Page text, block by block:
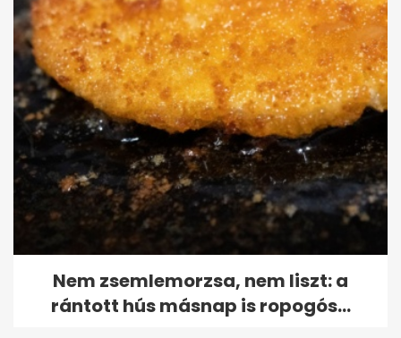
Nem zsemlemorzsa, nem liszt: a
rántott hús másnap is ropogós...